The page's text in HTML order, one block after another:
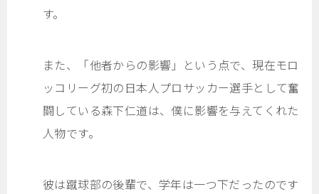
す。
また、「他者からの影響」という点で、現在モロ
ッコリーグ初の日本人プロサッカー選手として奮
闘している森下仁道は、僕に影響を与えてくれた
人物です。
彼は蹴球部の後輩で、学年は一つ下だったのです